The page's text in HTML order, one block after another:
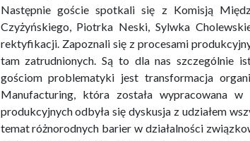
Następnie goście spotkali się z Komisją
Czyżyńskiego, Piotrka Neski, Sylwka
rektyfikacji. Zapoznali się z procesami
tam zatrudnionych. Są to dla nas szczególnie
gościom problematyki jest transformacja
Manufacturing, która została wypracowana
produkcyjnych odbyła się dyskusja z udziałem
temat różnorodnych barier w działalności